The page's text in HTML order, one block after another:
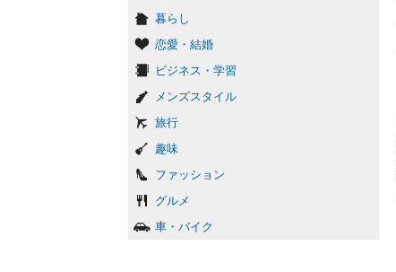
暮らし
恋愛・結婚
ビジネス・学習
メンズスタイル
旅行
趣味
ファッション
グルメ
車・バイク